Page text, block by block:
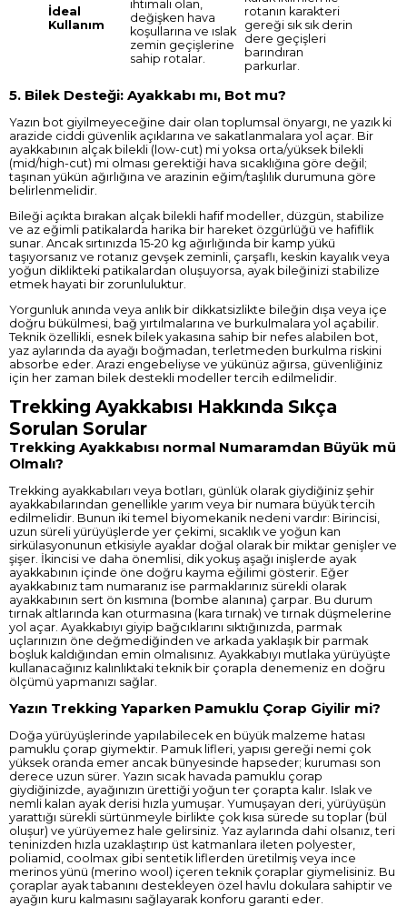
İdeal
Kullanım
ihtimali olan,
değişken hava
koşullarına ve ıslak
zemin geçişlerine
sahip rotalar.
rotanın karakteri
gereği sık sık derin
dere geçişleri
barındıran
parkurlar.
5. Bilek Desteği: Ayakkabı mı, Bot mu?
Yazın bot giyilmeyeceğine dair olan toplumsal önyargı, ne yazık ki
arazide ciddi güvenlik açıklarına ve sakatlanmalara yol açar. Bir
ayakkabının alçak bilekli (low-cut) mi yoksa orta/yüksek bilekli
(mid/high-cut) mi olması gerektiği hava sıcaklığına göre değil;
taşınan yükün ağırlığına ve arazinin eğim/taşlılık durumuna göre
belirlenmelidir.
Bileği açıkta bırakan alçak bilekli hafif modeller, düzgün, stabilize
ve az eğimli patikalarda harika bir hareket özgürlüğü ve hafiflik
sunar. Ancak sırtınızda 15-20 kg ağırlığında bir kamp yükü
taşıyorsanız ve rotanız gevşek zeminli, çarşaflı, keskin kayalık veya
yoğun diklikteki patikalardan oluşuyorsa, ayak bileğinizi stabilize
etmek hayati bir zorunluluktur.
Yorgunluk anında veya anlık bir dikkatsizlikte bileğin dışa veya içe
doğru bükülmesi, bağ yırtılmalarına ve burkulmalara yol açabilir.
Teknik özellikli, esnek bilek yakasına sahip bir nefes alabilen bot,
yaz aylarında da ayağı boğmadan, terletmeden burkulma riskini
absorbe eder. Arazi engebeliyse ve yükünüz ağırsa, güvenliğiniz
için her zaman bilek destekli modeller tercih edilmelidir.
Trekking Ayakkabısı Hakkında Sıkça
Sorulan Sorular
Trekking Ayakkabısı normal Numaramdan Büyük mü
Olmalı?
Trekking ayakkabıları veya botları, günlük olarak giydiğiniz şehir
ayakkabılarından genellikle yarım veya bir numara büyük tercih
edilmelidir. Bunun iki temel biyomekanik nedeni vardır: Birincisi,
uzun süreli yürüyüşlerde yer çekimi, sıcaklık ve yoğun kan
sirkülasyonunun etkisiyle ayaklar doğal olarak bir miktar genişler ve
şişer. İkincisi ve daha önemlisi, dik yokuş aşağı inişlerde ayak
ayakkabının içinde öne doğru kayma eğilimi gösterir. Eğer
ayakkabınız tam numaranız ise parmaklarınız sürekli olarak
ayakkabının sert ön kısmına (bombe alanına) çarpar. Bu durum
tırnak altlarında kan oturmasına (kara tırnak) ve tırnak düşmelerine
yol açar. Ayakkabıyı giyip bağcıklarını sıktığınızda, parmak
uçlarınızın öne değmediğinden ve arkada yaklaşık bir parmak
boşluk kaldığından emin olmalısınız. Ayakkabıyı mutlaka yürüyüşte
kullanacağınız kalınlıktaki teknik bir çorapla denemeniz en doğru
ölçümü yapmanızı sağlar.
Yazın Trekking Yaparken Pamuklu Çorap Giyilir mi?
Doğa yürüyüşlerinde yapılabilecek en büyük malzeme hatası
pamuklu çorap giymektir. Pamuk lifleri, yapısı gereği nemi çok
yüksek oranda emer ancak bünyesinde hapseder; kuruması son
derece uzun sürer. Yazın sıcak havada pamuklu çorap
giydiğinizde, ayağınızın ürettiği yoğun ter çorapta kalır. Islak ve
nemli kalan ayak derisi hızla yumuşar. Yumuşayan deri, yürüyüşün
yarattığı sürekli sürtünmeyle birlikte çok kısa sürede su toplar (bül
oluşur) ve yürüyemez hale gelirsiniz. Yaz aylarında dahi olsanız, teri
teninizden hızla uzaklaştırıp üst katmanlara ileten polyester,
poliamid, coolmax gibi sentetik liflerden üretilmiş veya ince
merinos yünü (merino wool) içerenteknik çoraplar giymelisiniz. Bu
çoraplar ayak tabanını destekleyen özel havlu dokulara sahiptir ve
ayağın kuru kalmasını sağlayarak konforu garanti eder.